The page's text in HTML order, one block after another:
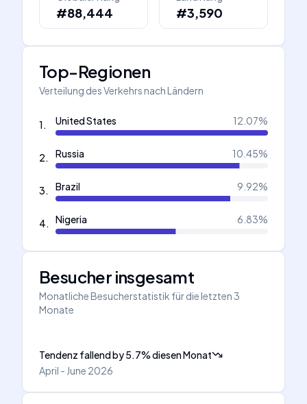
#88,444 #3,590
Top-Regionen
Verteilung des Verkehrs nach Ländern
1. United States 12.07%
2. Russia 10.45%
3. Brazil 9.92%
4. Nigeria 6.83%
Besucher insgesamt
Monatliche Besucherstatistik für die letzten 3
Monate
Tendenz fallendby5.7%diesen Monat
April - June 2026